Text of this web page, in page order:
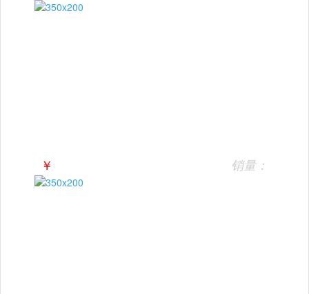
￥ 销量：